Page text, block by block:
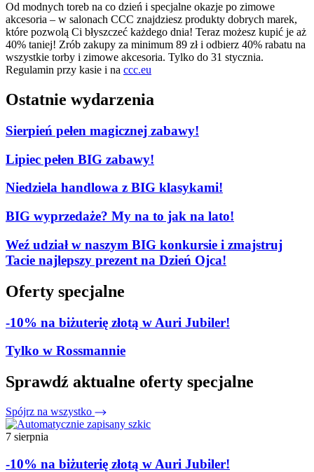
Od modnych toreb na co dzień i specjalne okazje po zimowe
akcesoria – w salonach CCC znajdziesz produkty dobrych marek,
które pozwolą Ci błyszczeć każdego dnia! Teraz możesz kupić je aż
40% taniej! Zrób zakupy za minimum 89 zł i odbierz 40% rabatu na
wszystkie torby i zimowe akcesoria. Tylko do 31 stycznia.
Regulamin przy kasie i na ccc.eu
Ostatnie wydarzenia
Sierpień pełen magicznej zabawy!
Lipiec pełen BIG zabawy!
Niedziela handlowa z BIG klasykami!
BIG wyprzedaże? My na to jak na lato!
Weź udział w naszym BIG konkursie i zmajstruj
Tacie najlepszy prezent na Dzień Ojca!
Oferty specjalne
-10% na biżuterię złotą w Auri Jubiler!
Tylko w Rossmannie
Sprawdź aktualne oferty specjalne
Spójrz na wszystko
7 sierpnia
-10% na biżuterię złotą w Auri Jubiler!